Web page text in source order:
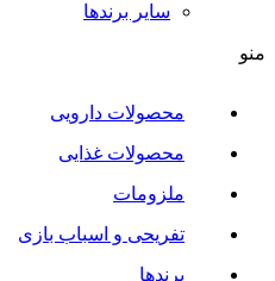
سایر برند‌ها
منو
محصولات دارویی
محصولات غذایی
ملزومات
تفریحی و اسباب بازی
برندها